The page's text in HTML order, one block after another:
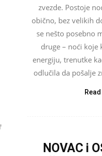
zvezde. Postoje
obično, bez velikih
se nešto posebno
druge – noći koje
energiju, trenutke
odlučila da pošalje
NOVAC i